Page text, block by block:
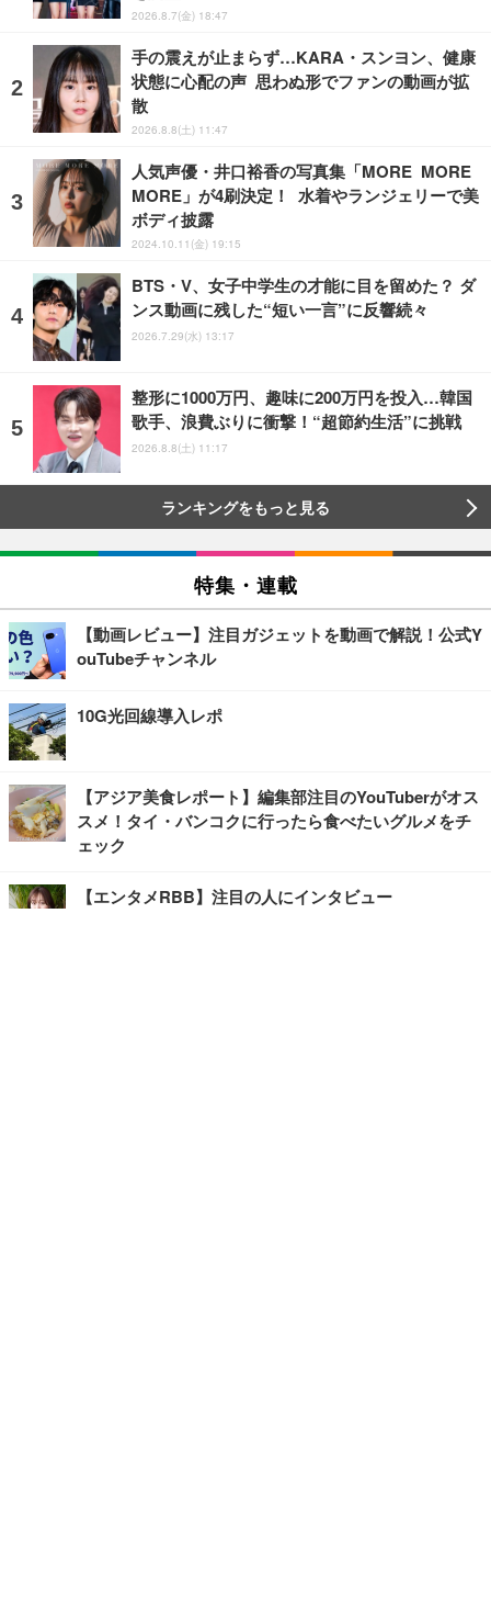
2026.8.7(金) 18:47
手の震えが止まらず…KARA・スンヨン、健康
状態に心配の声 思わぬ形でファンの動画が拡
散
2026.8.8(土) 11:47
人気声優・井口裕香の写真集「MORE MORE
MORE」が4刷決定！ 水着やランジェリーで美
ボディ披露
2024.10.11(金) 19:15
BTS・V、女子中学生の才能に目を留めた？ ダ
ンス動画に残した“短い一言”に反響続々
2026.7.29(水) 13:17
整形に1000万円、趣味に200万円を投入…韓国
歌手、浪費ぶりに衝撃！“超節約生活”に挑戦
2026.8.8(土) 11:17
ランキングをもっと見る
特集・連載
【動画レビュー】注目ガジェットを動画で解説！公式Y
ouTubeチャンネル
10G光回線導入レポ
【アジア美食レポート】編集部注目のYouTuberがオス
スメ！タイ・バンコクに行ったら食べたいグルメをチ
ェック
【エンタメRBB】注目の人にインタビュー